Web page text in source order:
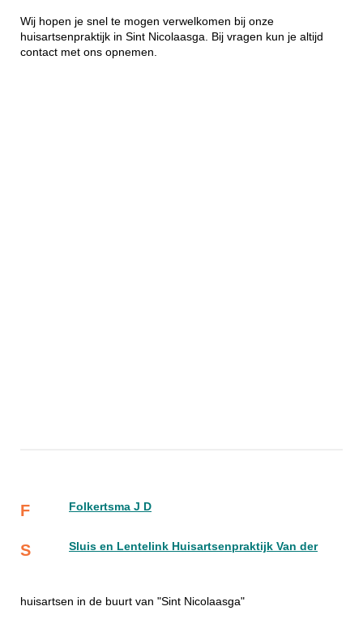
Wij hopen je snel te mogen verwelkomen bij onze
huisartsenpraktijk in Sint Nicolaasga. Bij vragen kun je altijd
contact met ons opnemen.
F Folkertsma J D
S Sluis en Lentelink Huisartsenpraktijk Van der
huisartsen in de buurt van "Sint Nicolaasga"